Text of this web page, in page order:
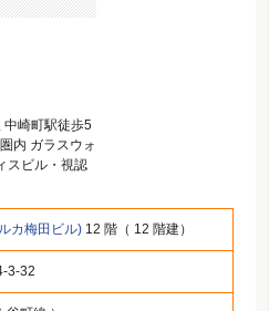
中崎町駅徒歩5
内 ガラスウォ
スビル・視認
カ梅田ビル) 12 階（ 12 階建）
3-32